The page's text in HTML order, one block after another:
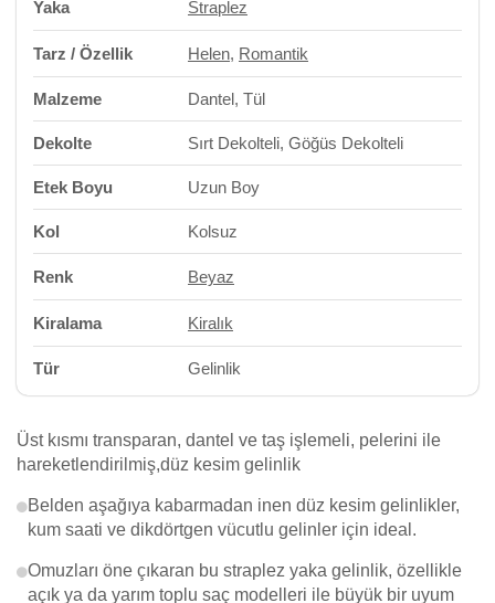
Yaka Straplez
Tarz / Özellik Helen, Romantik
Malzeme Dantel, Tül
Dekolte Sırt Dekolteli, Göğüs Dekolteli
Etek Boyu Uzun Boy
Kol Kolsuz
Renk Beyaz
Kiralama Kiralık
Tür Gelinlik
Üst kısmı transparan, dantel ve taş işlemeli, pelerini ile
hareketlendirilmiş,düz kesim gelinlik
Belden aşağıya kabarmadan inen düz kesim gelinlikler,
kum saati ve dikdörtgen vücutlu gelinler için ideal.
Omuzları öne çıkaran bu straplez yaka gelinlik, özellikle
açık ya da yarım toplu saç modelleri ile büyük bir uyum